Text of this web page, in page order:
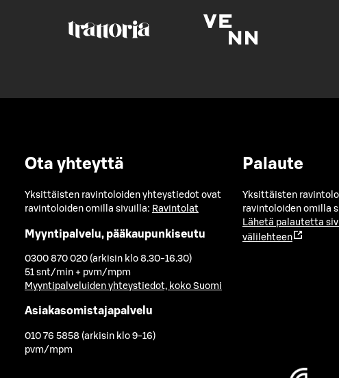
Ota yhteyttä
Yksittäisten ravintoloiden yhteystiedot ovat
ravintoloiden omilla sivuilla: Ravintolat
Myyntipalvelu, pääkaupunkiseutu
0300 870 020 (arkisin klo 8.30-16.30)
51 snt/min + pvm/mpm
Myyntipalveluiden yhteystiedot, koko Suomi
Asiakasomistajapalvelu
010 76 5858 (arkisin klo 9-16)
pvm/mpm
Palaute
Yksittäisten
ravintoloiden omilla
Lähetä palautetta
välilehteen